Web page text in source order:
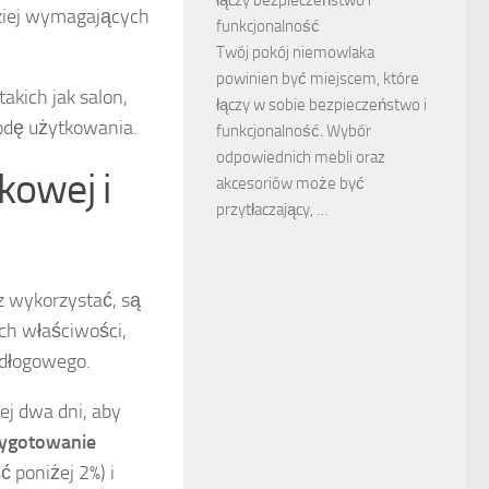
wymagających
jak salon,
użytkowania.
i
wykorzystać, są
właściwości,
dwa dni, aby
poniżej 2%) i
funkcjonalność
Twój pokój niemowlaka
powinien być miejscem, które
łączy w sobie bezpieczeństwo i
funkcjonalność. Wybór
odpowiednich mebli oraz
akcesoriów może być
przytłaczający, …